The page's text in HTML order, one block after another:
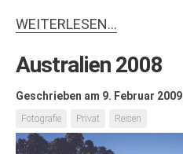
WEITERLESEN…
Australien 2008
Geschrieben am 9. Februar 2009
Fotografie Privat Reisen